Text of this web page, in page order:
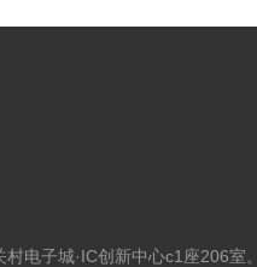
电子城·IC创新中心c1座206室